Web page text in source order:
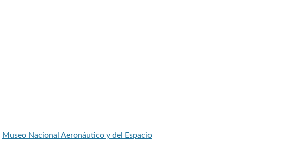
Museo Nacional Aeronáutico y del Espacio